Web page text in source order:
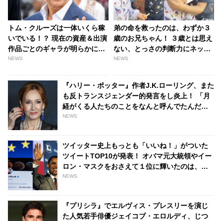
トム・クルーズは一体いくら稼
いでいる！？ 現在の資産＆出演
作品ごとのギャラが明らかに！
もっとも高額なギャラはなんと
NEWS
弟の命を救ったのは、わずか３
歳のお兄ちゃん！ ３歳とは思え
ない、とっさの判断力にネット
上も感嘆 「なんてすばらしいお
NEWS
『ハリー・ポッター』作者J.K.ローリング、また
も反トランスジェンダー的発言をし炎上！ 「月
経がくる人たちのことをなんと呼んでたんだっ
け・・・？」 | tvgroove
NEWS
ツイッター史上もっとも「いいね！」がついた
ツイートTOP10が発表！ オバマ元大統領やイー
ロン・マスクをおさえて１位に輝いたのは、あ
の人気俳優の訃報 - tvgroove
NEWS
『プリシラ』でエルヴィス・プレスリーを演じ
た人気若手俳優ジェイコブ・エロルディ、じつ